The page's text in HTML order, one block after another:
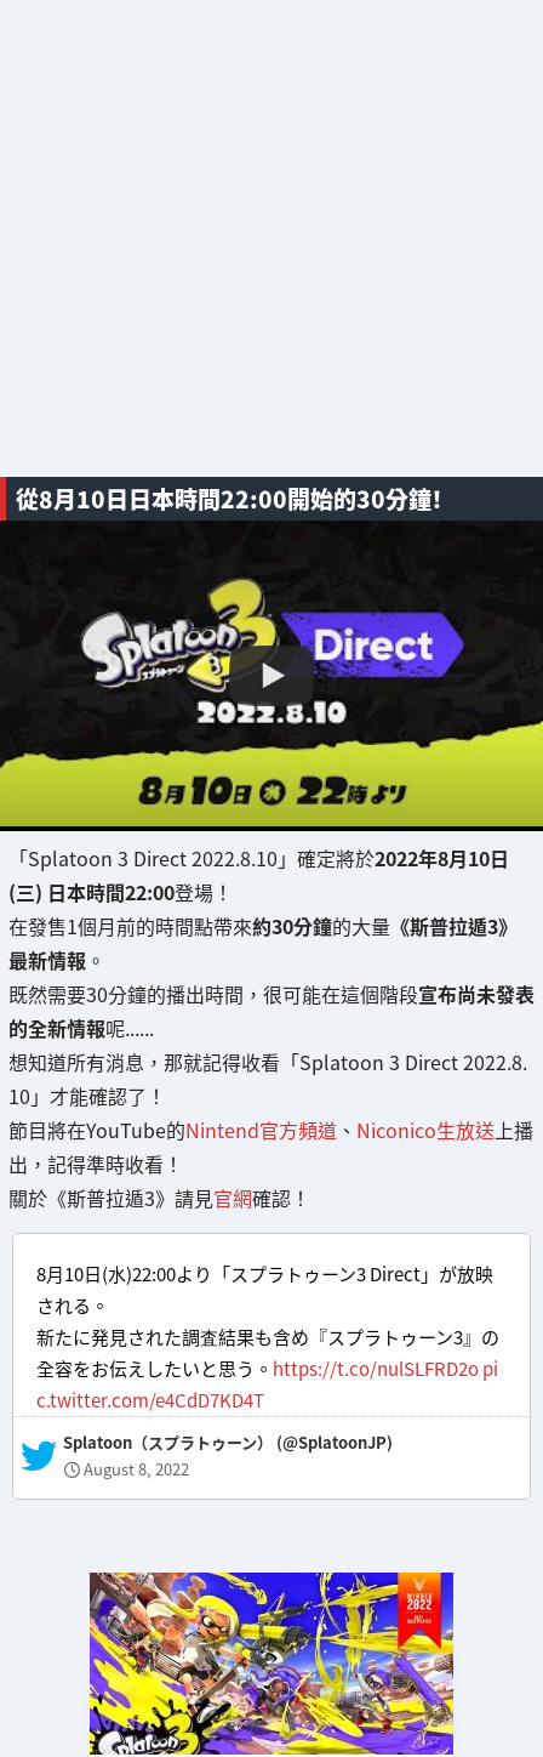
從8月10日日本時間22:00開始的30分鐘！
「Splatoon 3 Direct 2022.8.10」確定將於2022年8月10日
(三) 日本時間22:00登場！
在發售1個月前的時間點帶來約30分鐘的大量 《斯普拉遁3》
最新情報 。
既然需要30分鐘的播出時間，很可能在這個階段宣布尚未發表
的全新情報呢......
想知道所有消息，那就記得收看「Splatoon 3 Direct 2022.8.
10」才能確認了！
節目將在YouTube的Nintend官方頻道 、 Niconico生放送 上播
出，記得準時收看！
關於《斯普拉遁3》請見官網確認！
8月10日(水)22:00より「スプラトゥーン3 Direct」が放映
される。
新たに発見された調査結果も含め『スプラトゥーン3』の
全容をお伝えしたいと思う。 https://t.co/nulSLFRD2opi
c.twitter.com/e4CdD7KD4T
— Splatoon（スプラトゥーン） (@SplatoonJP)
August 8, 2022